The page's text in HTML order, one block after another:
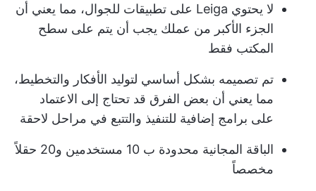
لا يحتوي Leiga على تطبيقات للجوال، مما يعني أن
الجزء الأكبر من عملك يجب أن يتم على سطح
المكتب فقط
تم تصميمه بشكل أساسي لتوليد الأفكار والتخطيط،
مما يعني أن بعض الفرق قد تحتاج إلى الاعتماد
على برامج إضافية للتنفيذ والتتبع في مراحل لاحقة
الباقة المجانية محدودة ب 10 مستخدمين و20 حقلاً
مخصصاً